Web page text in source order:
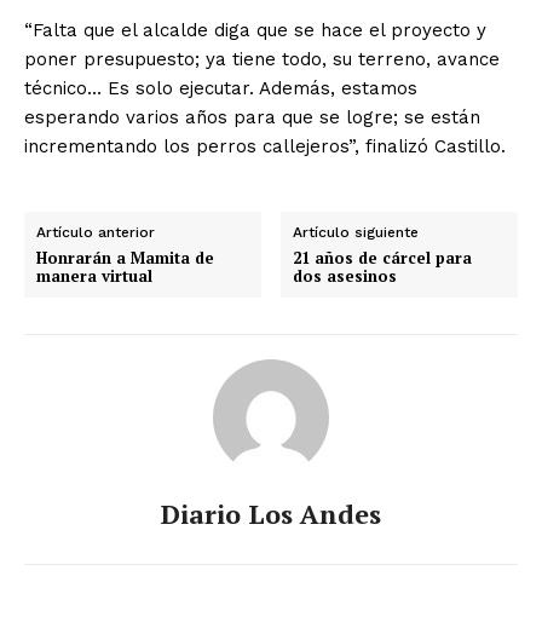
“Falta que el alcalde diga que se hace el proyecto y
poner presupuesto; ya tiene todo, su terreno, avance
técnico… Es solo ejecutar. Además, estamos
esperando varios años para que se logre; se están
incrementando los perros callejeros”, finalizó Castillo.
Artículo anterior
Honrarán a Mamita de
manera virtual
Artículo siguiente
21 años de cárcel para
dos asesinos
Diario Los Andes